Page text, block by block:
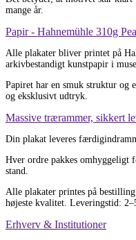
mange år.
Papir - Hahnemühle 310g
Alle plakater bliver printet på
arkivbestandigt kunstpapir i
Papiret har en smuk struktur og
og eksklusivt udtryk.
Massive trærammer, sikkert
Din plakat leveres
Hver ordre pakkes omhyggeligt
stand.
Alle plakater printes på
højeste kvalitet. Leveringstid:
Erhverv & Institutioner